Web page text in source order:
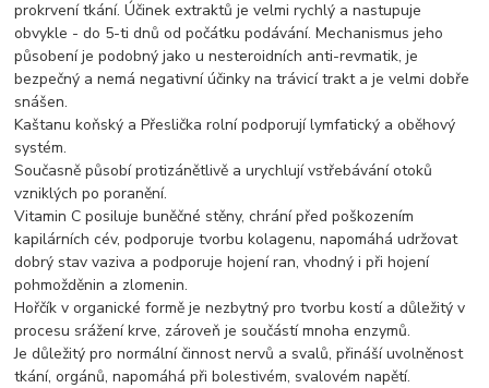
prokrvení tkání. Účinek extraktů je velmi rychlý a nastupuje
obvykle - do 5-ti dnů od počátku podávání. Mechanismus jeho
působení je podobný jako u nesteroidních anti-revmatik, je
bezpečný a nemá negativní účinky na trávicí trakt a je velmi dobře
snášen.
Kaštanu koňský a Přeslička rolní podporují lymfatický a oběhový
systém.
Současně působí protizánětlivě a urychlují vstřebávání otoků
vzniklých po poranění.
Vitamin C posiluje buněčné stěny, chrání před poškozením
kapilárních cév, podporuje tvorbu kolagenu, napomáhá udržovat
dobrý stav vaziva a podporuje hojení ran, vhodný i při hojení
pohmožděnin a zlomenin.
Hořčík v organické formě je nezbytný pro tvorbu kostí a důležitý v
procesu srážení krve, zároveň je součástí mnoha enzymů.
Je důležitý pro normální činnost nervů a svalů, přináší uvolněnost
tkání, orgánů, napomáhá při bolestivém, svalovém napětí.